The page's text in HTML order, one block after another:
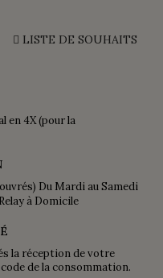
LISTE DE SOUHAITS
en 4X (pour la
Du Mardi au Samedi
à Domicile
la réception de votre
de la consommation.